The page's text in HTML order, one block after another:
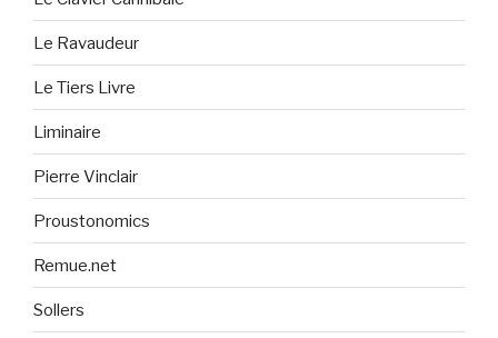
Le Ravaudeur
Le Tiers Livre
Liminaire
Pierre Vinclair
Proustonomics
Remue.net
Sollers